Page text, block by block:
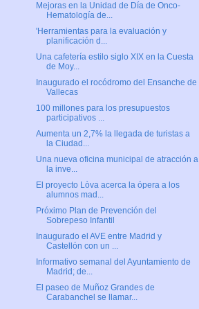
Mejoras en la Unidad de Día de Onco-
Hematología de...
'Herramientas para la evaluación y
planificación d...
Una cafetería estilo siglo XIX en la Cuesta
de Moy...
Inaugurado el rocódromo del Ensanche de
Vallecas
100 millones para los presupuestos
participativos ...
Aumenta un 2,7% la llegada de turistas a
la Ciudad...
Una nueva oficina municipal de atracción a
la inve...
El proyecto Lòva acerca la ópera a los
alumnos mad...
Próximo Plan de Prevención del
Sobrepeso Infantil
Inaugurado el AVE entre Madrid y
Castellón con un ...
Informativo semanal del Ayuntamiento de
Madrid; de...
El paseo de Muñoz Grandes de
Carabanchel se llamar...